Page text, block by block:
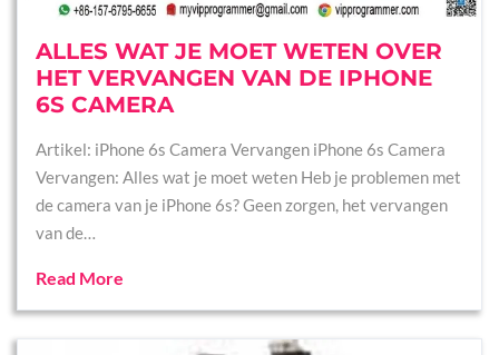
ALLES WAT JE MOET WETEN OVER
HET VERVANGEN VAN DE IPHONE
6S CAMERA
Artikel: iPhone 6s Camera Vervangen iPhone 6s Camera
Vervangen: Alles wat je moet weten Heb je problemen met
de camera van je iPhone 6s? Geen zorgen, het vervangen
van de…
Read More